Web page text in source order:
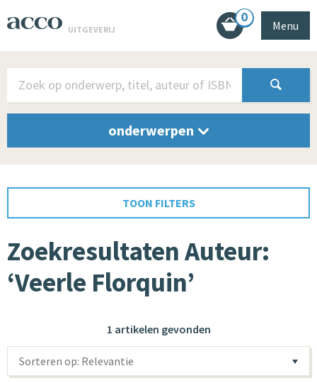
UITGEVERIJ
0
Menu
onderwerpen
TOON FILTERS
Zoekresultaten Auteur:
‘Veerle Florquin’
1 artikelen gevonden
Sorteren op: Relevantie